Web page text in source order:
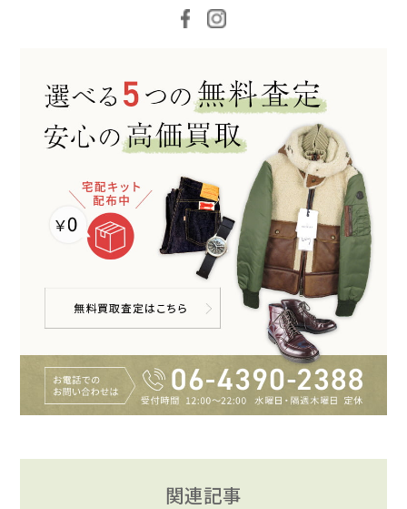
関連記事